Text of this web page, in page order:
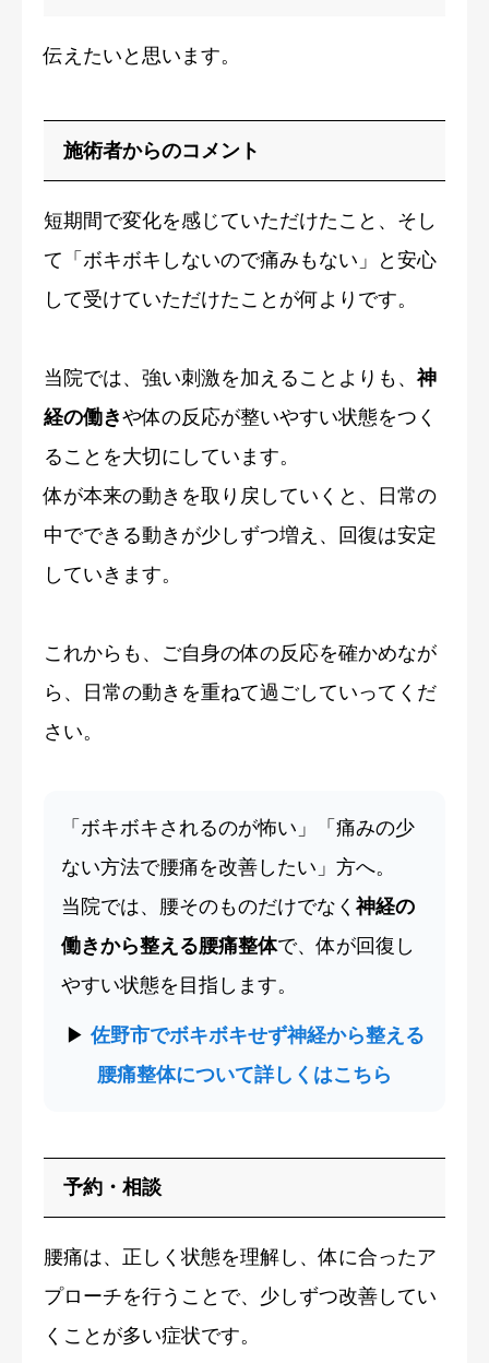
伝えたいと思います。
施術者からのコメント
短期間で変化を感じていただけたこと、そし
て「ボキボキしないので痛みもない」と安心
して受けていただけたことが何よりです。
当院では、強い刺激を加えることよりも、 神
経の働きや体の反応が整いやすい状態をつく
ることを大切にしています。
体が本来の動きを取り戻していくと、日常の
中でできる動きが少しずつ増え、回復は安定
していきます。
これからも、ご自身の体の反応を確かめなが
ら、日常の動きを重ねて過ごしていってくだ
さい。
「ボキボキされるのが怖い」「痛みの少
ない方法で腰痛を改善したい」方へ。
当院では、腰そのものだけでなく 神経の
働きから整える腰痛整体で、体が回復し
やすい状態を目指します。
▶︎ 佐野市でボキボキせず神経から整える
腰痛整体について詳しくはこちら
予約・相談
腰痛は、正しく状態を理解し、体に合ったア
プローチを行うことで、少しずつ改善してい
くことが多い症状です。